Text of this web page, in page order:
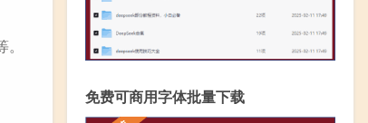
免费可商用字体批量下载